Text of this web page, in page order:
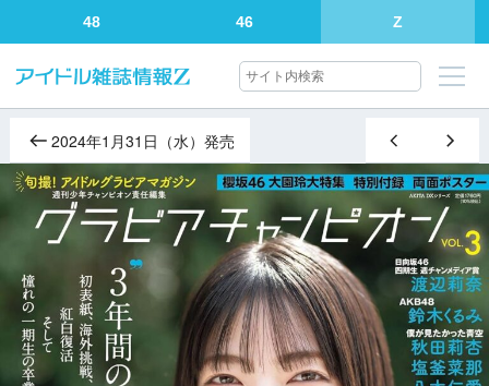
48 46 Z
2024年1月31日（水）発売